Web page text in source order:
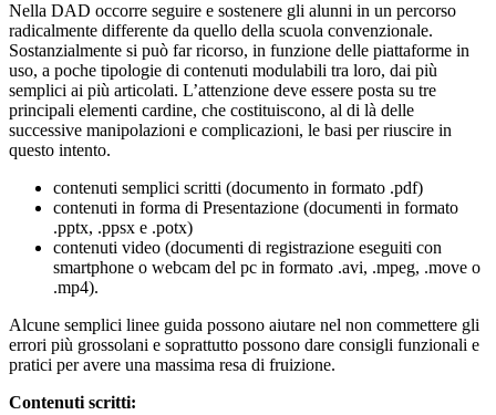
Nella DAD occorre seguire e sostenere gli alunni in un percorso
radicalmente differente da quello della scuola convenzionale.
Sostanzialmente si può far ricorso, in funzione delle piattaforme in
uso, a poche tipologie di contenuti modulabili tra loro, dai più
semplici ai più articolati. L’attenzione deve essere posta su tre
principali elementi cardine, che costituiscono, al di là delle
successive manipolazioni e complicazioni, le basi per riuscire in
questo intento.
contenuti semplici scritti (documento in formato .pdf)
contenuti in forma di Presentazione (documenti in formato
.pptx, .ppsx e .potx)
contenuti video (documenti di registrazione eseguiti con
smartphone o webcam del pc in formato .avi, .mpeg, .move o
.mp4).
Alcune semplici linee guida possono aiutare nel non commettere gli
errori più grossolani e soprattutto possono dare consigli funzionali e
pratici per avere una massima resa di fruizione.
Contenuti scritti: